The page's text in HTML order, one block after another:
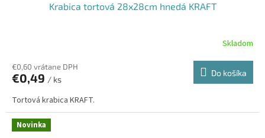
Krabica tortová 28x28cm hnedá KRAFT
Skladom
€0,60 vrátane DPH
€0,49 / ks
Do košíka
Tortová krabica KRAFT.
Novinka